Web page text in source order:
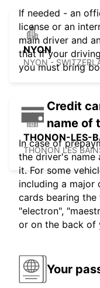
NYON
NYON -
THONON-LES-
THONON LES
If needed - an
license or an
main driver and
that if your
you must bring
Credit
name of
In case of
the driver's name
it. For some
including a major
cards bearing
"electron",
or on the back of
Your